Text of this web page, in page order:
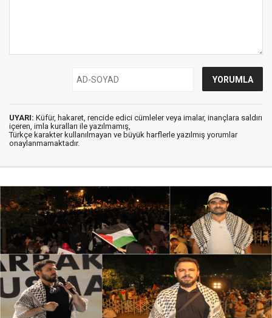
UYARI: Küfür, hakaret, rencide edici cümleler veya imalar, inançlara saldırı
içeren, imla kuralları ile yazılmamış,
Türkçe karakter kullanılmayan ve büyük harflerle yazılmış yorumlar
onaylanmamaktadır.